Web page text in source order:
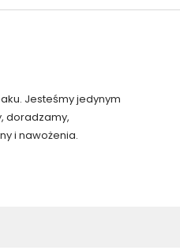
Jesteśmy jedynym
doradzamy,
i nawożenia.